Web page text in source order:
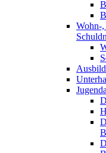
Wohn-,